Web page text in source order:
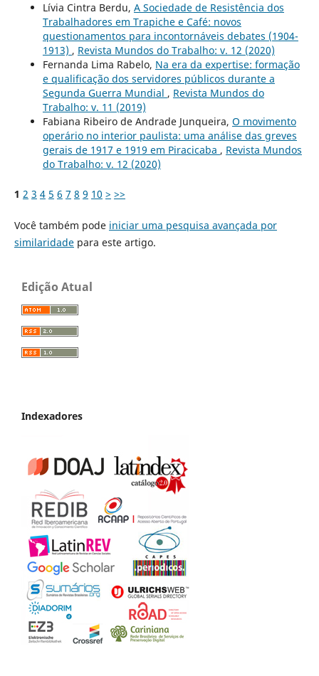
Lívia Cintra Berdu, A Sociedade de Resistência dos
Trabalhadores em Trapiche e Café: novos
questionamentos para incontornáveis debates (1904-
1913) , Revista Mundos do Trabalho: v. 12 (2020)
Fernanda Lima Rabelo, Na era da expertise: formação
e qualificação dos servidores públicos durante a
Segunda Guerra Mundial , Revista Mundos do
Trabalho: v. 11 (2019)
Fabiana Ribeiro de Andrade Junqueira, O movimento
operário no interior paulista: uma análise das greves
gerais de 1917 e 1919 em Piracicaba , Revista Mundos
do Trabalho: v. 12 (2020)
1 2 3 4 5 6 7 8 9 10 > >>
Você também pode iniciar uma pesquisa avançada por
similaridadepara este artigo.
Edição Atual
Indexadores